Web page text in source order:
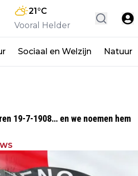
21°C
Vooral Helder
Sociaal en Welzijn Natuur
19-7-1908… en we noemen hem